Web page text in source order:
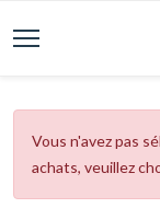
Vous n'avez pas
achats, veuillez